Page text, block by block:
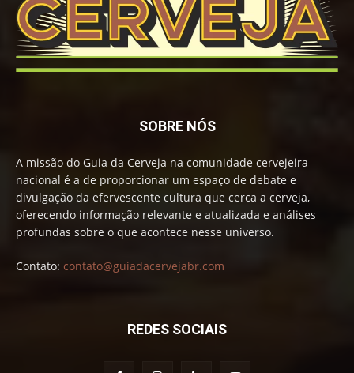
SOBRE NÓS
A missão do Guia da Cerveja na comunidade cervejeira
nacional é a de proporcionar um espaço de debate e
divulgação da efervescente cultura que cerca a cerveja,
oferecendo informação relevante e atualizada e análises
profundas sobre o que acontece nesse universo.
Contato: contato@guiadacervejabr.com
REDES SOCIAIS